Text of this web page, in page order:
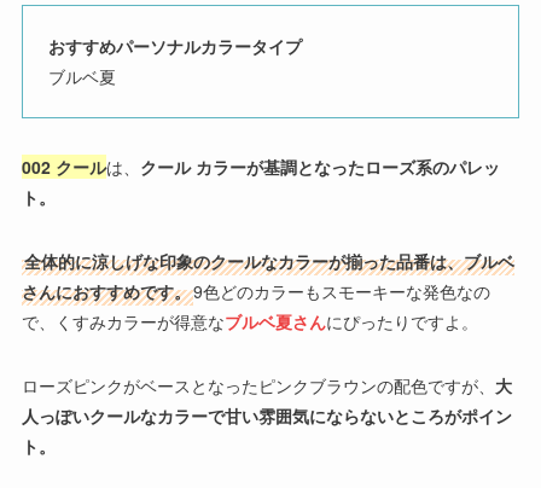
おすすめパーソナルカラータイプ
ブルベ夏
002 クールは、 クール カラーが基調となったローズ系のパレッ
ト。
全体的に涼しげな印象のクールなカラーが揃った品番は、ブルベ
さんにおすすめです。9色どのカラーもスモーキーな発色なの
で、くすみカラーが得意なブルベ夏さんにぴったりですよ。
ローズピンクがベースとなったピンクブラウンの配色ですが、 大
人っぽいクールなカラーで甘い雰囲気にならないところがポイン
ト。